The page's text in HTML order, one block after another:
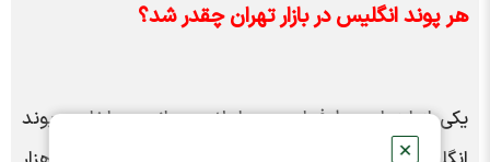
✕
هر پوند انگلیس در بازار تهران چقدر شد؟
یکی از ارز‌های پرطرفدار در معاملات جهانی و داخلی، پوند